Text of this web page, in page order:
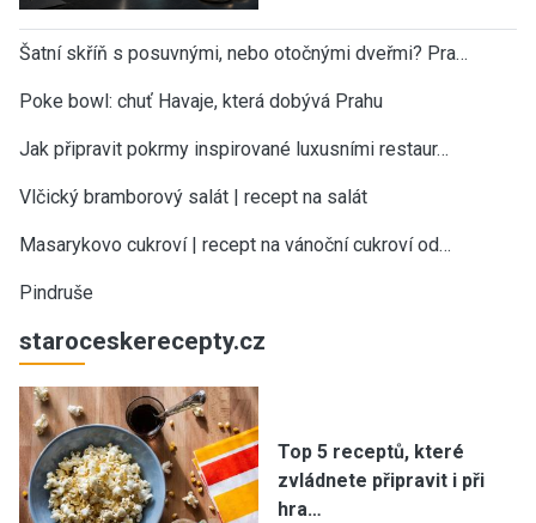
Šatní skříň s posuvnými, nebo otočnými dveřmi? Pra…
Poke bowl: chuť Havaje, která dobývá Prahu
Jak připravit pokrmy inspirované luxusními restaur…
Vlčický bramborový salát | recept na salát
Masarykovo cukroví | recept na vánoční cukroví od…
Pindruše
staroceskerecepty.cz
Top 5 receptů, které
zvládnete připravit i při
hra…